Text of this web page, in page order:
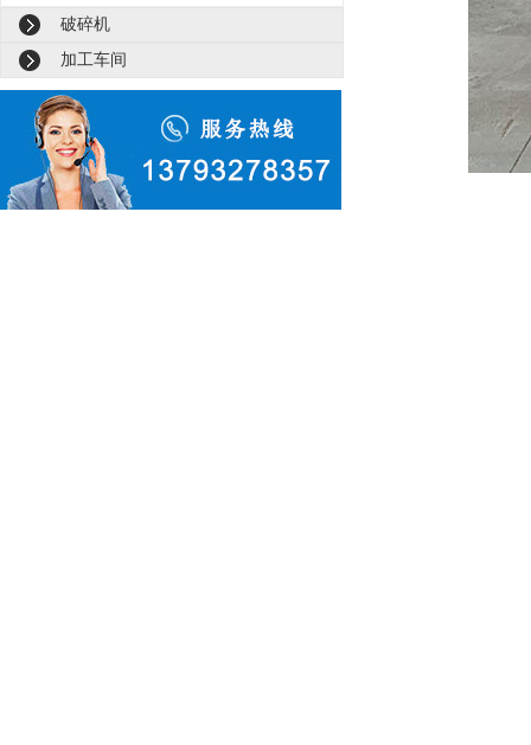
破碎机
加工车间